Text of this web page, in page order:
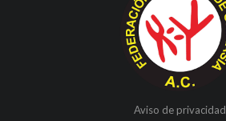
Aviso de privacidad